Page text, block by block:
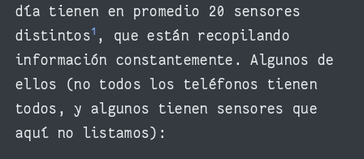
día tienen en promedio 20 sensores
distintos1 , que están recopilando
información constantemente. Algunos de
ellos (no todos los teléfonos tienen
todos, y algunos tienen sensores que
aquí no listamos):